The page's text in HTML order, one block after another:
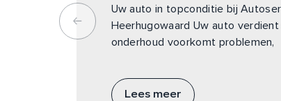
Uw auto in topconditie bij
Heerhugowaard Uw auto
onderhoud voorkomt problemen,
Lees meer